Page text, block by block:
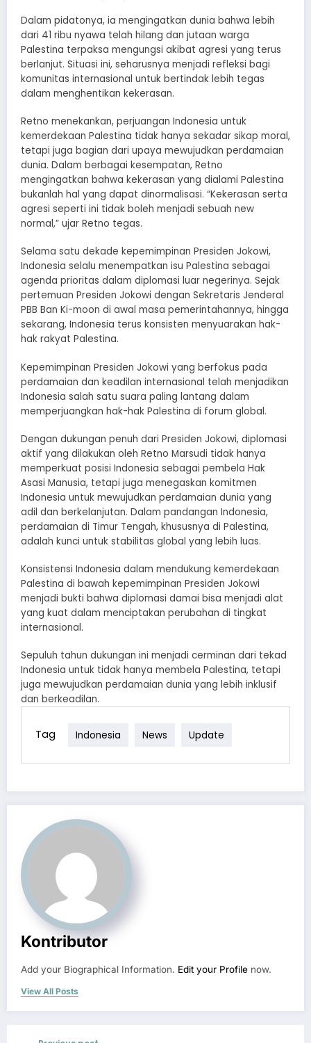
Dalam pidatonya, ia mengingatkan dunia bahwa lebih
dari 41 ribu nyawa telah hilang dan jutaan warga
Palestina terpaksa mengungsi akibat agresi yang terus
berlanjut. Situasi ini, seharusnya menjadi refleksi bagi
komunitas internasional untuk bertindak lebih tegas
dalam menghentikan kekerasan.
Retno menekankan, perjuangan Indonesia untuk
kemerdekaan Palestina tidak hanya sekadar sikap moral,
tetapi juga bagian dari upaya mewujudkan perdamaian
dunia. Dalam berbagai kesempatan, Retno
mengingatkan bahwa kekerasan yang dialami Palestina
bukanlah hal yang dapat dinormalisasi. “Kekerasan serta
agresi seperti ini tidak boleh menjadi sebuah new
normal,” ujar Retno tegas.
Selama satu dekade kepemimpinan Presiden Jokowi,
Indonesia selalu menempatkan isu Palestina sebagai
agenda prioritas dalam diplomasi luar negerinya. Sejak
pertemuan Presiden Jokowi dengan Sekretaris Jenderal
PBB Ban Ki-moon di awal masa pemerintahannya, hingga
sekarang, Indonesia terus konsisten menyuarakan hak-
hak rakyat Palestina.
Kepemimpinan Presiden Jokowi yang berfokus pada
perdamaian dan keadilan internasional telah menjadikan
Indonesia salah satu suara paling lantang dalam
memperjuangkan hak-hak Palestina di forum global.
Dengan dukungan penuh dari Presiden Jokowi, diplomasi
aktif yang dilakukan oleh Retno Marsudi tidak hanya
memperkuat posisi Indonesia sebagai pembela Hak
Asasi Manusia, tetapi juga menegaskan komitmen
Indonesia untuk mewujudkan perdamaian dunia yang
adil dan berkelanjutan. Dalam pandangan Indonesia,
perdamaian di Timur Tengah, khususnya di Palestina,
adalah kunci untuk stabilitas global yang lebih luas.
Konsistensi Indonesia dalam mendukung kemerdekaan
Palestina di bawah kepemimpinan Presiden Jokowi
menjadi bukti bahwa diplomasi damai bisa menjadi alat
yang kuat dalam menciptakan perubahan di tingkat
internasional.
Sepuluh tahun dukungan ini menjadi cerminan dari tekad
Indonesia untuk tidak hanya membela Palestina, tetapi
juga mewujudkan perdamaian dunia yang lebih inklusif
dan berkeadilan.
Tag Indonesia News Update
Kontributor
Add your Biographical Information. Edit your Profile now.
View All Posts